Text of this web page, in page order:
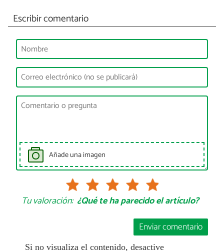
Escribir comentario
Añade una imagen
Tu valoración: ¿Qué te ha parecido el artículo?
Enviar comentario
Si no visualiza el contenido, desactive